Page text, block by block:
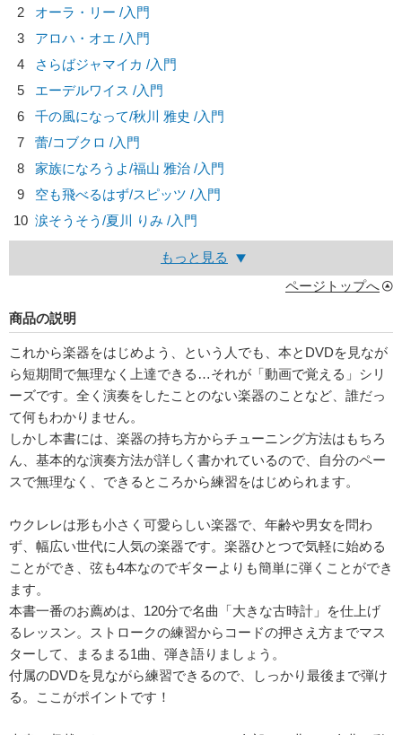
2
オーラ・リー /入門
3
アロハ・オエ /入門
4
さらばジャマイカ /入門
5
エーデルワイス /入門
6
千の風になって/秋川 雅史 /入門
7
蕾/コブクロ /入門
8
家族になろうよ/福山 雅治 /入門
9
空も飛べるはず/スピッツ /入門
10 涙そうそう/夏川 りみ /入門
もっと見る
ページトップへ
商品の説明
これから楽器をはじめよう、という人でも、本とDVDを見なが
ら短期間で無理なく上達できる…それが「動画で覚える」シリ
ーズです。全く演奏をしたことのない楽器のことなど、誰だっ
て何もわかりません。
しかし本書には、楽器の持ち方からチューニング方法はもちろ
ん、基本的な演奏方法が詳しく書かれているので、自分のペー
スで無理なく、できるところから練習をはじめられます。
ウクレレは形も小さく可愛らしい楽器で、年齢や男女を問わ
ず、幅広い世代に人気の楽器です。楽器ひとつで気軽に始める
ことができ、弦も4本なのでギターよりも簡単に弾くことができ
ます。
本書一番のお薦めは、120分で名曲「大きな古時計」を仕上げ
るレッスン。ストロークの練習からコードの押さえ方までマス
ターして、まるまる1曲、弾き語りましょう。
付属のDVDを見ながら練習できるので、しっかり最後まで弾け
る。ここがポイントです！